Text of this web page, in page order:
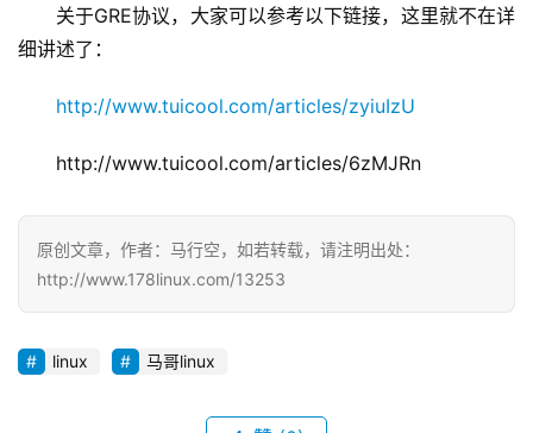
关于GRE协议，大家可以参考以下链接，这里就不在详
细讲述了：
http://www.tuicool.com/articles/zyiuIzU
http://www.tuicool.com/articles/6zMJRn
原创文章，作者：马行空，如若转载，请注明出处：
http://www.178linux.com/13253
linux 马哥linux